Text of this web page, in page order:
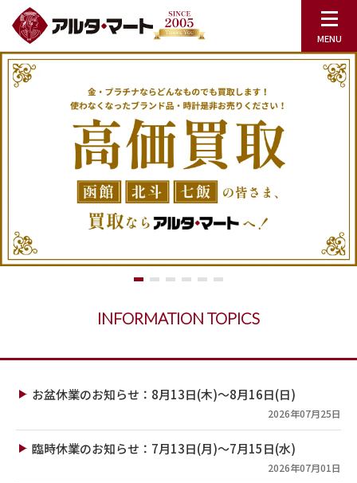
INFORMATION TOPICS
お盆休業のお知らせ：8月13日(木)～8月16日(日)
2026年07月25日
臨時休業のお知らせ：7月13日(月)～7月15日(水)
2026年07月01日